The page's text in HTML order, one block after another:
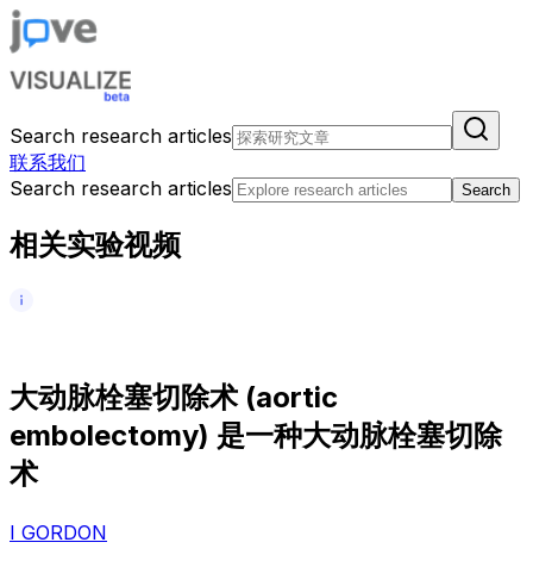
Search research articles
联系我们
Search research articles
Search
相关实验视频
大动脉栓塞切除术 (aortic
embolectomy) 是一种大动脉栓塞切除
术
I GORDON